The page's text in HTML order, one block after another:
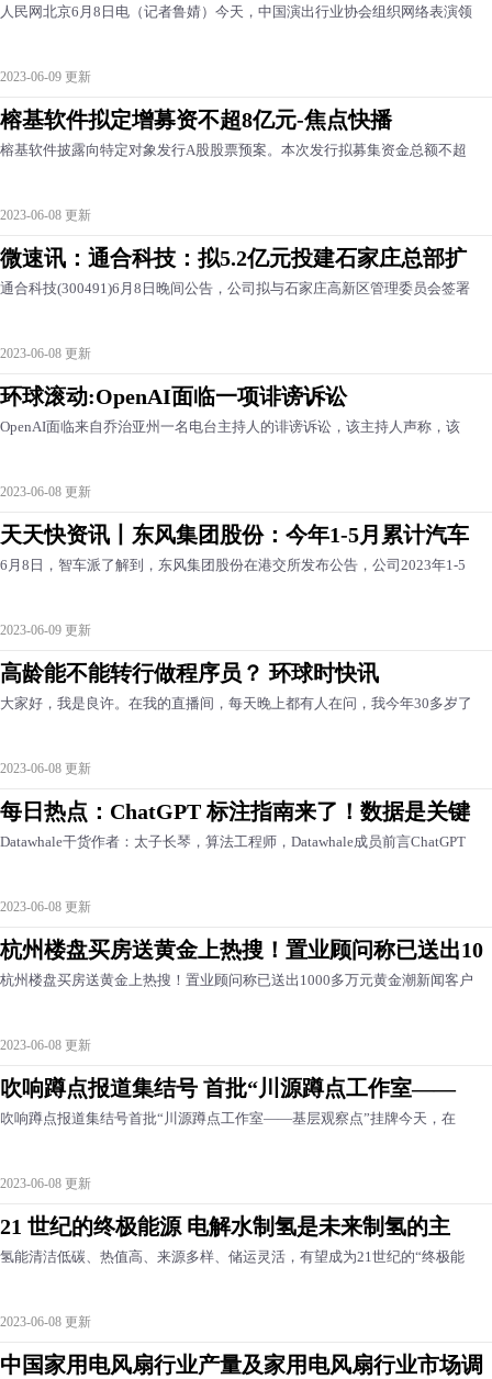
人民网北京6月8日电（记者鲁婧）今天，中国演出行业协会组织网络表演领
2023-06-09 更新
榕基软件拟定增募资不超8亿元-焦点快播
榕基软件披露向特定对象发行A股股票预案。本次发行拟募集资金总额不超
2023-06-08 更新
微速讯：通合科技：拟5.2亿元投建石家庄总部扩
通合科技(300491)6月8日晚间公告，公司拟与石家庄高新区管理委员会签署
2023-06-08 更新
环球滚动:OpenAI面临一项诽谤诉讼
OpenAI面临来自乔治亚州一名电台主持人的诽谤诉讼，该主持人声称，该
2023-06-08 更新
天天快资讯丨东风集团股份：今年1-5月累计汽车
6月8日，智车派了解到，东风集团股份在港交所发布公告，公司2023年1-5
2023-06-09 更新
高龄能不能转行做程序员？ 环球时快讯
大家好，我是良许。在我的直播间，每天晚上都有人在问，我今年30多岁了
2023-06-08 更新
每日热点：ChatGPT 标注指南来了！数据是关键
Datawhale干货作者：太子长琴，算法工程师，Datawhale成员前言ChatGPT
2023-06-08 更新
杭州楼盘买房送黄金上热搜！置业顾问称已送出10
杭州楼盘买房送黄金上热搜！置业顾问称已送出1000多万元黄金潮新闻客户
2023-06-08 更新
吹响蹲点报道集结号 首批“川源蹲点工作室——
吹响蹲点报道集结号首批“川源蹲点工作室——基层观察点”挂牌今天，在
2023-06-08 更新
21 世纪的终极能源 电解水制氢是未来制氢的主
氢能清洁低碳、热值高、来源多样、储运灵活，有望成为21世纪的“终极能
2023-06-08 更新
中国家用电风扇行业产量及家用电风扇行业市场调